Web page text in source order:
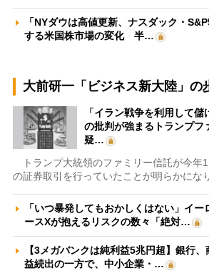
「NYダウは高値更新、ナスダック・
する米国株市場の変化 半…
大前研一「ビジネス新大陸」の
「イラン戦争を利用して
の批判が強まるトランプフ
疑…
トランプ大統領のファミリー信託が今年
の証券取引を行っていたことが明らかにな
「いつ暴発してもおかしくはない」イ
ースXが抱えるリスクの数々「絶対…
【3メガバンクは純利益5兆円超】銀行
益続出の一方で、中小企業・…